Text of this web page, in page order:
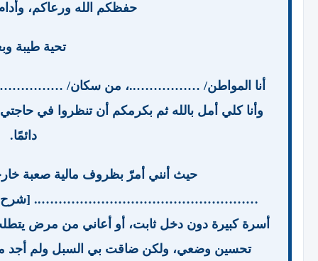
حفظكم الله ورعاكم،
تحية طيبة
أنا المواطن/ ……………..، من سكان/ ……………….،
وأنا كلي أمل بالله ثم بكرمكم أن تنظروا في حاجتي
دائمًا.
حيث أنني أمرّ بظروف مالية صعبة
…………………………………………….. [شرح الحالة،
أسرة كبيرة دون دخل ثابت، أو أعاني من مرض
تحسين وضعي، ولكن ضاقت بي السبل ولم أجد من